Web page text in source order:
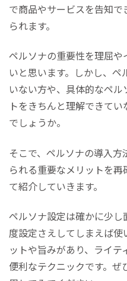
で商品やサービスを告知
られます。
ペルソナの重要性を理屈
いと思います。しかし、
いない方や、具体的なペ
トをきちんと理解できて
でしょうか。
そこで、ペルソナの導入
られる重要なメリットを
て紹介していきます。
ペルソナ設定は確かに少
度設定さえしてしまえば使
ットや旨みがあり、ライ
便利なテクニックです。